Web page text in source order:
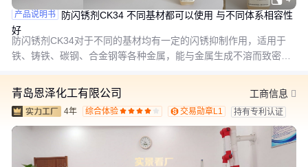
产品说明书
好
防闪锈剂CK34对于不同的基材均有一定的闪锈抑制作用，适用于
铁、铸铁、碳钢、合金钢等各种金属，能与金属生成不溶而致密的
涂料体系兼容性好， 是一款高效防闪锈剂，不影响涂料的干燥速度
和涂
青岛恩泽化工有限公司 工商信息
4年 综合体验     
    交易勋章L1 持有专利认证